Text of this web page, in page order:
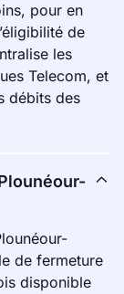
pour en
de
les
Telecom, et
débits des
de fermeture
disponible